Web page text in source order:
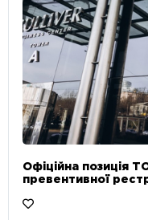
Офіційна позиція
превентивної